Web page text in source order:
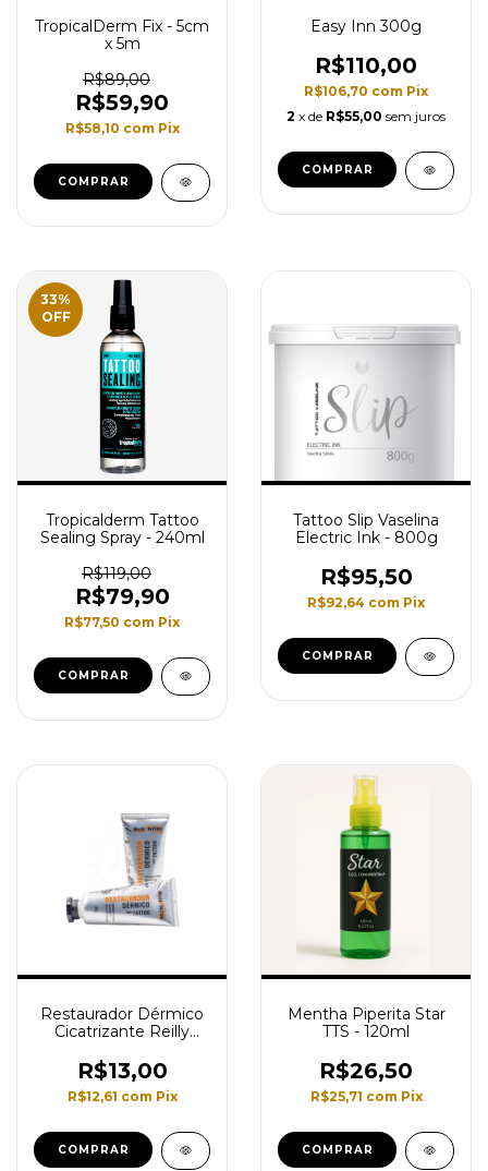
TropicalDerm Fix - 5cm
x 5m
R$89,00
R$59,90
R$58,10 com Pix
Easy Inn 300g
R$110,00
R$106,70 com Pix
2 x de R$55,00 sem juros
33%
OFF
Tropicalderm Tattoo
Sealing Spray - 240ml
R$119,00
R$79,90
R$77,50 com Pix
Tattoo Slip Vaselina
Electric Ink - 800g
R$95,50
R$92,64 com Pix
Restaurador Dérmico
Cicatrizante Reilly
R$13,00
R$12,61 com Pix
Mentha Piperita Star
TTS - 120ml
R$26,50
R$25,71 com Pix